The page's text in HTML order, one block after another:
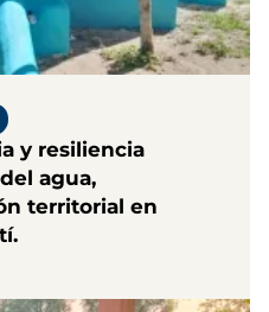
y resiliencia
agua,
territorial en